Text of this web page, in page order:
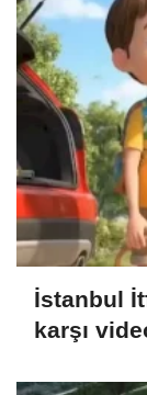
İstanbul
karşı